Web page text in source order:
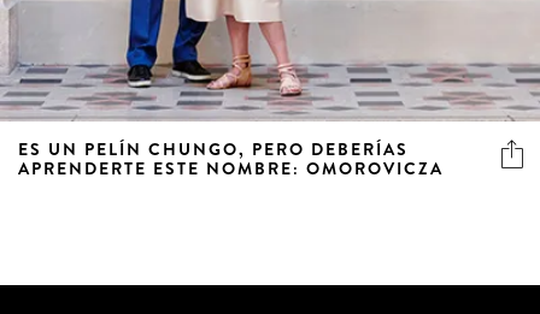
ES UN PELÍN CHUNGO, PERO DEBERÍAS
APRENDERTE ESTE NOMBRE: OMOROVICZA